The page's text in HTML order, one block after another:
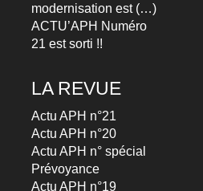
modernisation est (…)
ACTU’APH Numéro
21 est sorti !!
LA REVUE
Actu APH n°21
Actu APH n°20
Actu APH n° spécial
Prévoyance
Actu APH n°19